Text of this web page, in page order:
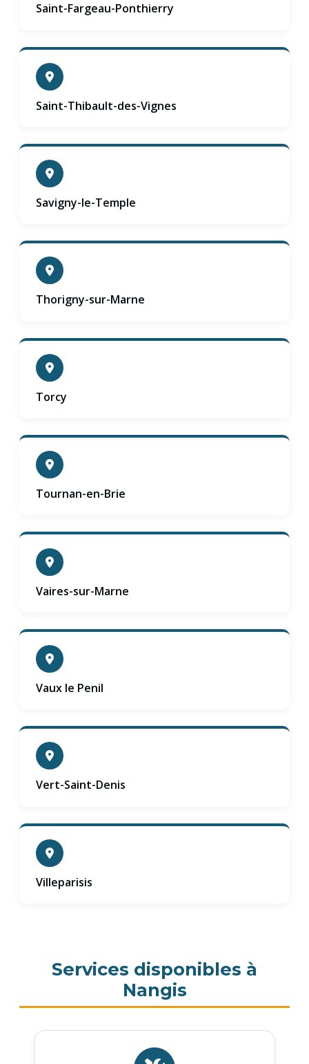
Saint-Fargeau-Ponthierry
Saint-Thibault-des-Vignes
Savigny-le-Temple
Thorigny-sur-Marne
Torcy
Tournan-en-Brie
Vaires-sur-Marne
Vaux le Penil
Vert-Saint-Denis
Villeparisis
Services disponibles à
Nangis